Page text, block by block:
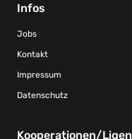
Infos
Jobs
Kontakt
Impressum
Datenschutz
Kooperationen/Ligen